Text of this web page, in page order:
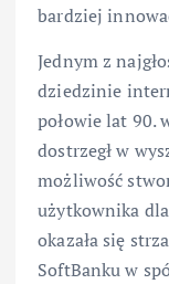
bardziej
Jednym z
dziedzinie
połowie lat 90.
dostrzegł w
możliwość
użytkownika
okazała się
SoftBanku w